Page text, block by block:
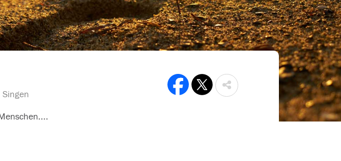
Singen